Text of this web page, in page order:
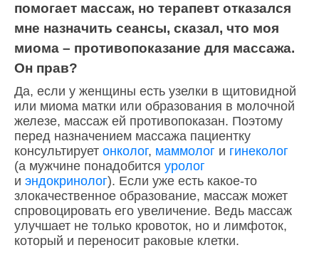
помогает массаж, но терапевт отказался
мне назначить сеансы, сказал, что моя
миома – противопоказание для массажа.
Он прав?
Да, если у женщины есть узелки в щитовидной
или миома матки или образования в молочной
железе, массаж ей противопоказан. Поэтому
перед назначением массажа пациентку
консультирует онколог, маммолог и гинеколог
(а мужчине понадобится уролог
и эндокринолог). Если уже есть какое-то
злокачественное образование, массаж может
спровоцировать его увеличение. Ведь массаж
улучшает не только кровоток, но и лимфоток,
который и переносит раковые клетки.